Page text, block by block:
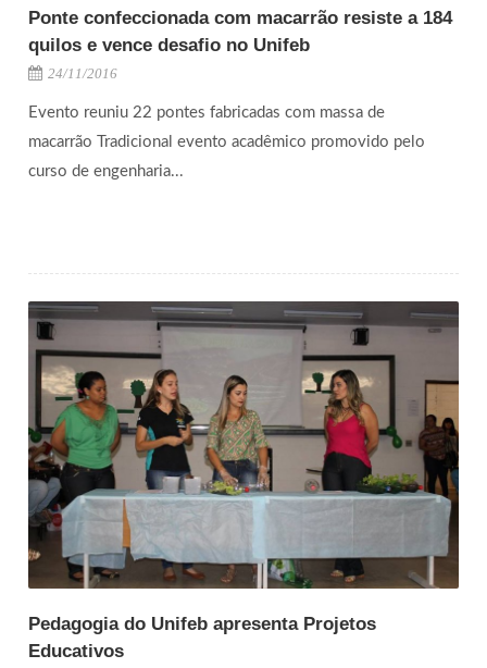
Ponte confeccionada com macarrão resiste a 184
quilos e vence desafio no Unifeb
24/11/2016
Evento reuniu 22 pontes fabricadas com massa de
macarrão Tradicional evento acadêmico promovido pelo
curso de engenharia...
Pedagogia do Unifeb apresenta Projetos
Educativos